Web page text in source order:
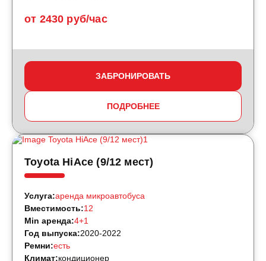
от 2430 руб/час
ЗАБРОНИРОВАТЬ
ПОДРОБНЕЕ
Toyota HiAce (9/12 мест)
Услуга:аренда микроавтобуса
Вместимость:12
Min аренда:4+1
Год выпуска:2020-2022
Ремни:есть
Климат:кондиционер